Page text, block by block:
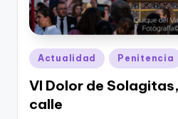
Publicado
en
Actualidad Penitencia
VI Dolor de
calle